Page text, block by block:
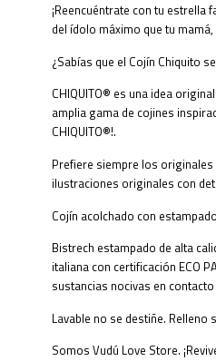
¡Reencuéntrate con tu estrella
del ídolo máximo que tu
¿Sabías que el Cojín Chiquito
CHIQUITO® es una idea
amplia gama de cojines
CHIQUITO®!.
Prefiere siempre los originales
ilustraciones originales con
Cojín acolchado con
Bistrech estampado de alta
italiana con certificación ECO
sustancias nocivas en
Lavable no se destiñe.
Somos Vudú Love Store.